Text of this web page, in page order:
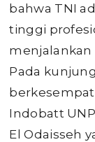
bahwa TNI
tinggi
menjalankan
Pada
Indobatt
El Odaisseh